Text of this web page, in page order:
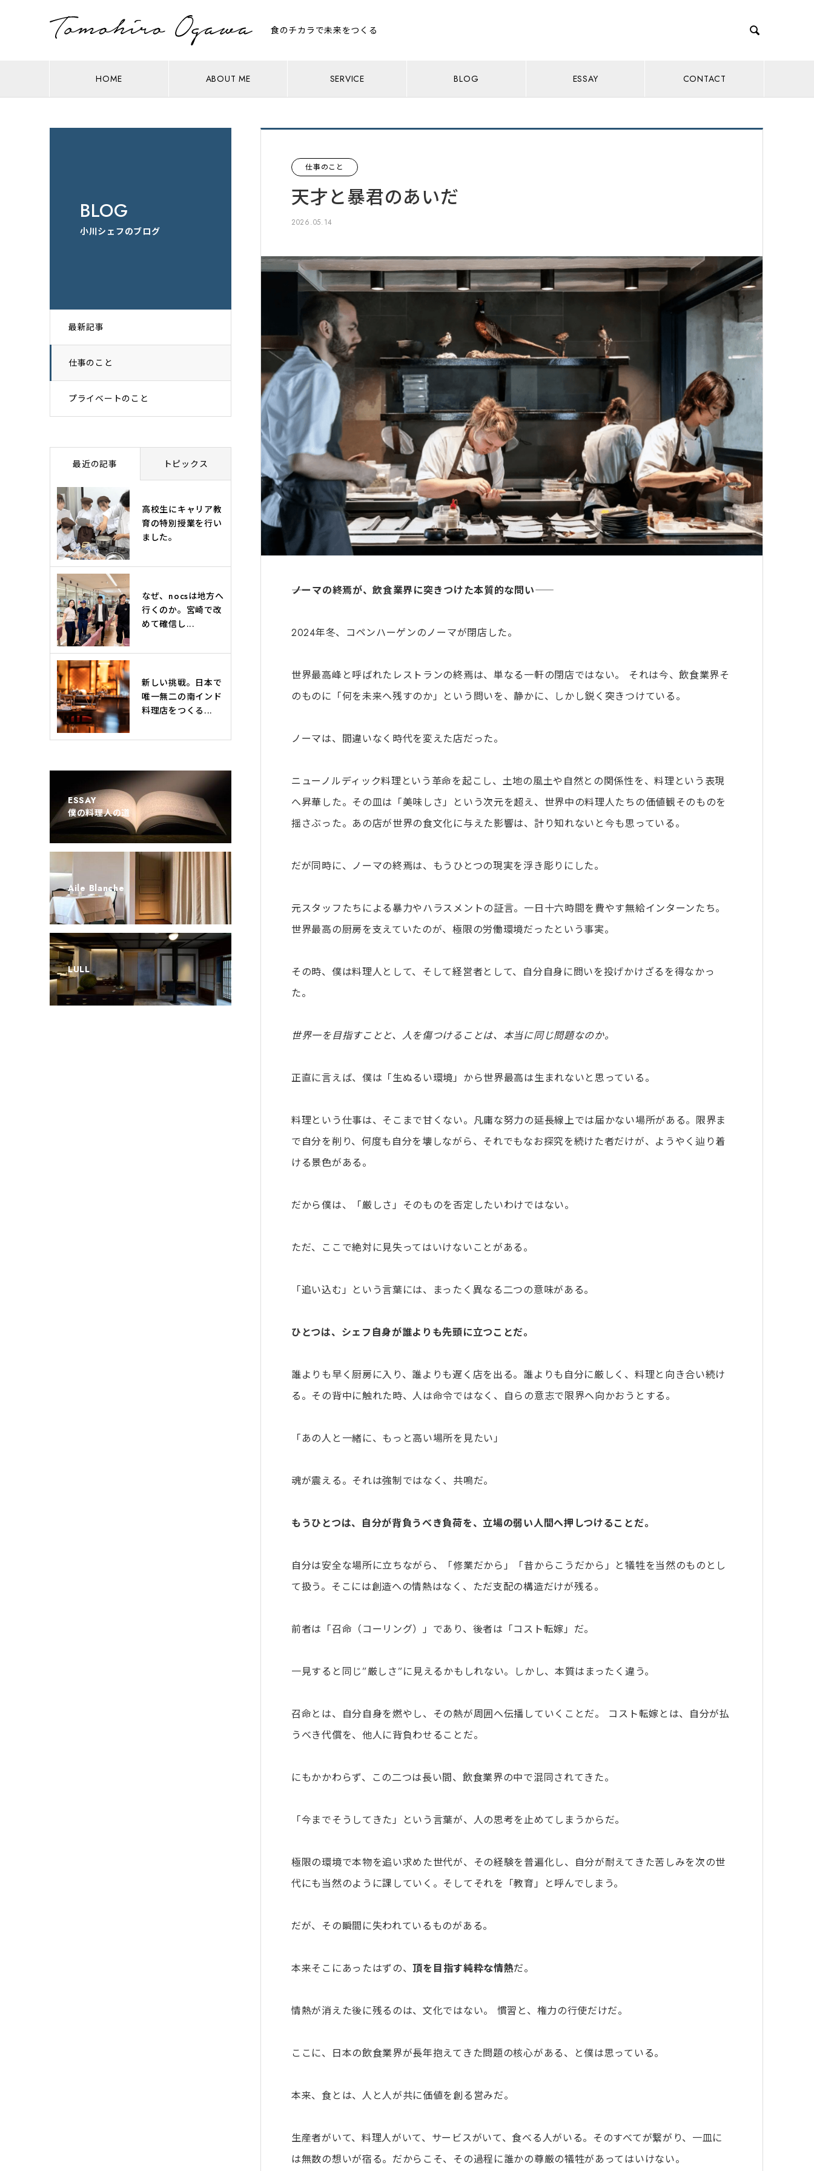
食のチカラで未来をつくる 
HOME ABOUT ME SERVICE BLOG ESSAY CONTACT
BLOG
小川シェフのブログ
最新記事
仕事のこと
プライベートのこと
仕事のこと
天才と暴君のあいだ
2026.05.14
――ノーマの終焉が、飲食業界に突きつけた本質的な問い――
2024年冬、コペンハーゲンのノーマが閉店した。
世界最高峰と呼ばれたレストランの終焉は、単なる一軒の閉店ではない。 それは今、飲食業界そ
のものに「何を未来へ残すのか」という問いを、静かに、しかし鋭く突きつけている。
ノーマは、間違いなく時代を変えた店だった。
ニューノルディック料理という革命を起こし、土地の風土や自然との関係性を、料理という表現
へ昇華した。その皿は「美味しさ」という次元を超え、世界中の料理人たちの価値観そのものを
揺さぶった。あの店が世界の食文化に与えた影響は、計り知れないと今も思っている。
だが同時に、ノーマの終焉は、もうひとつの現実を浮き彫りにした。
元スタッフたちによる暴力やハラスメントの証言。一日十六時間を費やす無給インターンたち。
世界最高の厨房を支えていたのが、極限の労働環境だったという事実。
その時、僕は料理人として、そして経営者として、自分自身に問いを投げかけざるを得なかっ
た。
世界一を目指すことと、人を傷つけることは、本当に同じ問題なのか。
正直に言えば、僕は「生ぬるい環境」から世界最高は生まれないと思っている。
料理という仕事は、そこまで甘くない。凡庸な努力の延長線上では届かない場所がある。限界ま
で自分を削り、何度も自分を壊しながら、それでもなお探究を続けた者だけが、ようやく辿り着
ける景色がある。
だから僕は、「厳しさ」そのものを否定したいわけではない。
ただ、ここで絶対に見失ってはいけないことがある。
「追い込む」という言葉には、まったく異なる二つの意味がある。
ひとつは、シェフ自身が誰よりも先頭に立つことだ。
誰よりも早く厨房に入り、誰よりも遅く店を出る。誰よりも自分に厳しく、料理と向き合い続け
る。その背中に触れた時、人は命令ではなく、自らの意志で限界へ向かおうとする。
「あの人と一緒に、もっと高い場所を見たい」
魂が震える。それは強制ではなく、共鳴だ。
もうひとつは、自分が背負うべき負荷を、立場の弱い人間へ押しつけることだ。
自分は安全な場所に立ちながら、「修業だから」「昔からこうだから」と犠牲を当然のものとし
て扱う。そこには創造への情熱はなく、ただ支配の構造だけが残る。
前者は「召命（コーリング）」であり、後者は「コスト転嫁」だ。
一見すると同じ”厳しさ”に見えるかもしれない。しかし、本質はまったく違う。
召命とは、自分自身を燃やし、その熱が周囲へ伝播していくことだ。 コスト転嫁とは、自分が払
うべき代償を、他人に背負わせることだ。
にもかかわらず、この二つは長い間、飲食業界の中で混同されてきた。
「今までそうしてきた」という言葉が、人の思考を止めてしまうからだ。
極限の環境で本物を追い求めた世代が、その経験を普遍化し、自分が耐えてきた苦しみを次の世
代にも当然のように課していく。そしてそれを「教育」と呼んでしまう。
だが、その瞬間に失われているものがある。
本来そこにあったはずの、頂を目指す純粋な情熱だ。
情熱が消えた後に残るのは、文化ではない。 慣習と、権力の行使だけだ。
ここに、日本の飲食業界が長年抱えてきた問題の核心がある、と僕は思っている。
本来、食とは、人と人が共に価値を創る営みだ。
生産者がいて、料理人がいて、サービスがいて、食べる人がいる。そのすべてが繋がり、一皿に
は無数の想いが宿る。だからこそ、その過程に誰かの尊厳の犠牲があってはいけない。
最近の記事 トピックス
高校生にキャリア教
育の特別授業を行い
ました。
なぜ、nocsは地方へ
行くのか。宮崎で改
めて確信し...
新しい挑戦。日本で
唯一無二の南インド
料理店をつくる...
ESSAY
僕の料理人の道
Aile Blanche
LULL